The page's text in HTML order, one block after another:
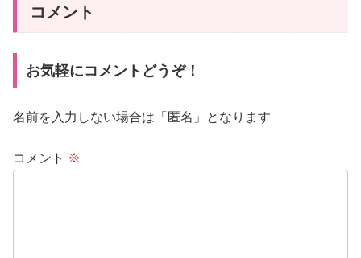
コメント
お気軽にコメントどうぞ！
名前を入力しない場合は「匿名」となります
コメント ※